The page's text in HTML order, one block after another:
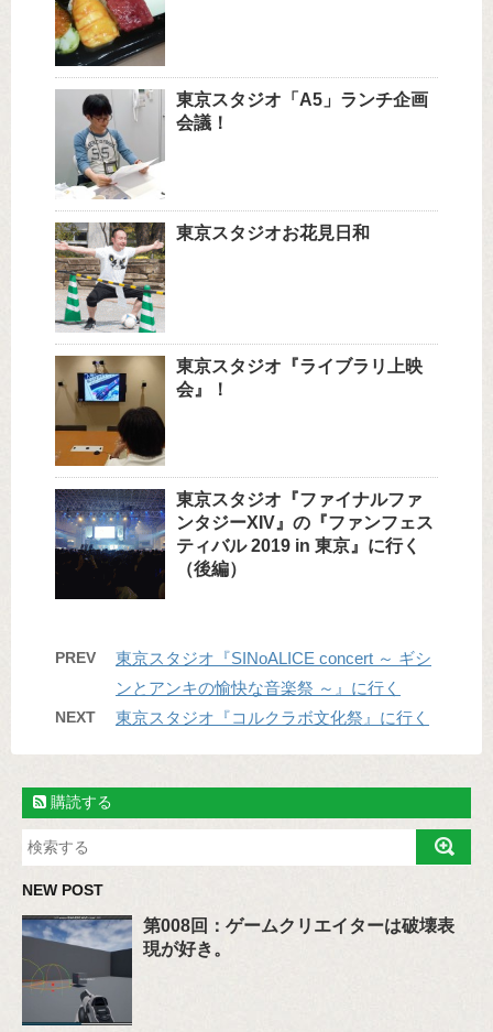
東京スタジオ「A5」ランチ企画
会議！
東京スタジオお花見日和
東京スタジオ『ライブラリ上映
会』！
東京スタジオ『ファイナルファ
ンタジーXIV』の『ファンフェス
ティバル 2019 in 東京』に行く
（後編）
PREV
東京スタジオ『SINoALICE concert ～ ギシ
ンとアンキの愉快な音楽祭 ～』に行く
NEXT 東京スタジオ『コルクラボ文化祭』に行く
購読する
NEW POST
第008回：ゲームクリエイターは破壊表
現が好き。